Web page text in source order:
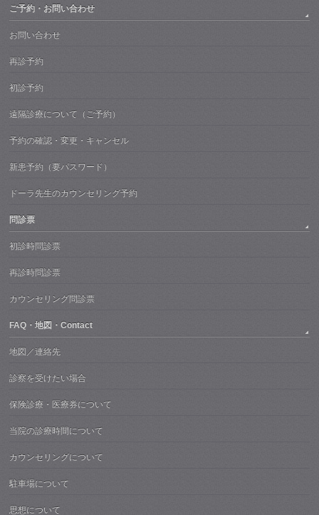
ご予約・お問い合わせ
お問い合わせ
再診予約
初診予約
遠隔診療について（ご予約）
予約の確認・変更・キャンセル
新患予約（要パスワード）
ドーラ先生のカウンセリング予約
問診票
初診時問診票
再診時問診票
カウンセリング問診票
FAQ・地図・Contact
地図／連絡先
診察を受けたい場合
保険診療・医療券について
当院の診療時間について
カウンセリングについて
駐車場について
思想について